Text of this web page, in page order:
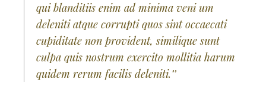
qui blanditiis enim ad minima veni um
deleniti atque corrupti quos sint occaecati
cupiditate non provident, similique sunt
culpa quis nostrum exercito mollitia harum
quidem rerum facilis deleniti.’’